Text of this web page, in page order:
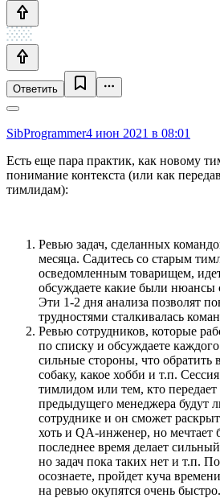
Ответить
SibProgrammer4 июн 2021 в 08:01
Есть еще пара практик, как новому
понимание контекста (или как
тимлидам):
Ревью задач, сделанных
месяца. Садитесь со старым
осведомленным товарищем,
обсуждаете какие были нюансы
Эти 1-2 дня анализа позволят
трудностями сталкивалась
Ревью сотрудников, которые
по списку и обсуждаете
сильные стороны, что обратить
собаку, какое хобби и т.п.
тимлидом или тем, кто передает
предыдущего менеджера будут
сотруднике и он сможет
хоть и QA-инженер, но мечтает
последнее время делает
но задач пока таких нет и т.п.
осознаете, пройдет куча
на ревью окупятся очень быстро.